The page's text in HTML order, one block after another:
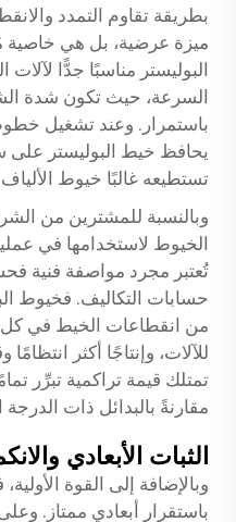
بطريقة تقاوم التمدد
ميزة عرضية، بل هي
البوليستر مناسبًا جدًّا لآلات
السرعة، حيث تكون شدة
باستمرار. وعند تشغيل
يحافظ خيط البوليستر على
تستطيعه غالبًا خيوط الألياف
الخيوط لاستخدامها في
تُعتبر مجرد مواصفة فنية
حسابات التكاليف. فخيوط
من انقطاعات الخيط في
للآلات، وإنتاجًا أكثر انتظامًا
تمتلك قيمة تراكمية تبرِّر
مقارنةً بالبدائل ذات الدرجة
الثبات الأبعادي
وبالإضافة إلى القوة
باستقرار أبعادي ممتاز.